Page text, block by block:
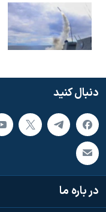
دنبال کنید
در باره ما